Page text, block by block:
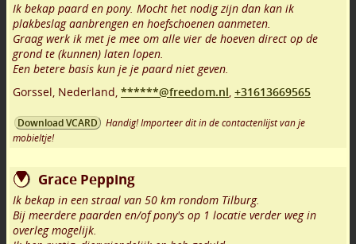
Ik bekap paard en pony. Mocht het nodig zijn dan kan ik
plakbeslag aanbrengen en hoefschoenen aanmeten.
Graag werk ik met je mee om alle vier de hoeven direct op de
grond te (kunnen) laten lopen.
Een betere basis kun je je paard niet geven.
Gorssel, Nederland, ******@freedom.nl, +31613669565
Download VCARD
Handig! Importeer dit in de contactenlijst van je
mobieltje!
Grace Pepping
Ik bekap in een straal van 50 km rondom Tilburg.
Bij meerdere paarden en/of pony's op 1 locatie verder weg in
overleg mogelijk.